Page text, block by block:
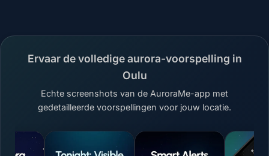
Ervaar de volledige aurora-voorspelling in
Oulu
Echte screenshots van de AuroraMe-app met
gedetailleerde voorspellingen voor jouw locatie.